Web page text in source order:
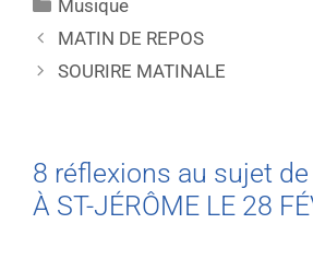
Musique
MATIN DE REPOS
SOURIRE MATINALE
8 réflexions au sujet de
À ST-JÉRÔME LE 28